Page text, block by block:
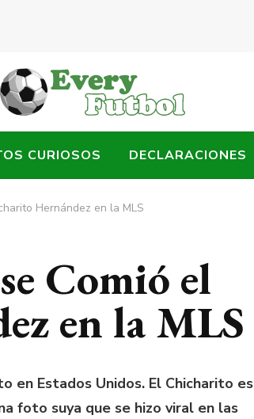
CURIOSOS DECLARACIONES
Hernández en la MLS
Comió el
en la MLS
en Estados Unidos. El Chicharito es
foto suya que se hizo viral en las